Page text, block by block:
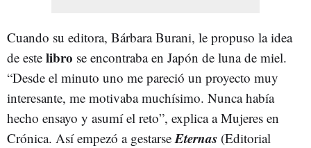
Cuando su editora, Bárbara Burani, le propuso la idea
de este libro se encontraba en Japón de luna de miel.
“Desde el minuto uno me pareció un proyecto muy
interesante, me motivaba muchísimo. Nunca había
hecho ensayo y asumí el reto”, explica a Mujeres en
Crónica. Así empezó a gestarse Eternas (Editorial